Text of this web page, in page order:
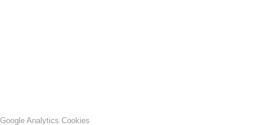
Google Analytics Cookies